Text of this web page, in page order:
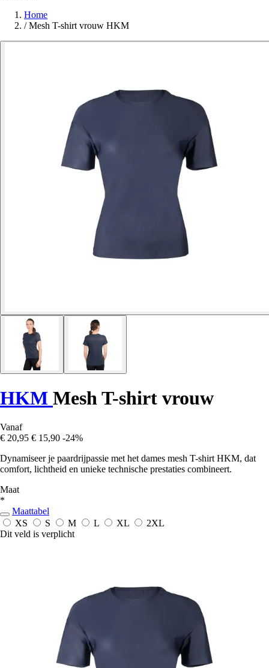
Home
/ Mesh T-shirt vrouw HKM
HKM Mesh T-shirt vrouw
Vanaf
€ 20,95 € 15,90 -24%
Dynamiseer je paardrijpassie met het dames mesh T-shirt HKM, dat
comfort, lichtheid en unieke technische prestaties combineert.
Maat
*
Maattabel
XS
S M L XL
2XL
Dit veld is verplicht